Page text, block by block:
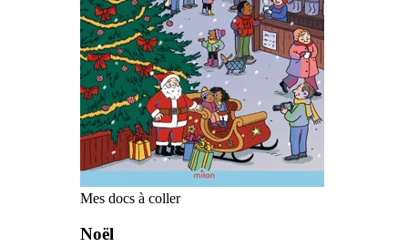
Mes docs à coller
Noël